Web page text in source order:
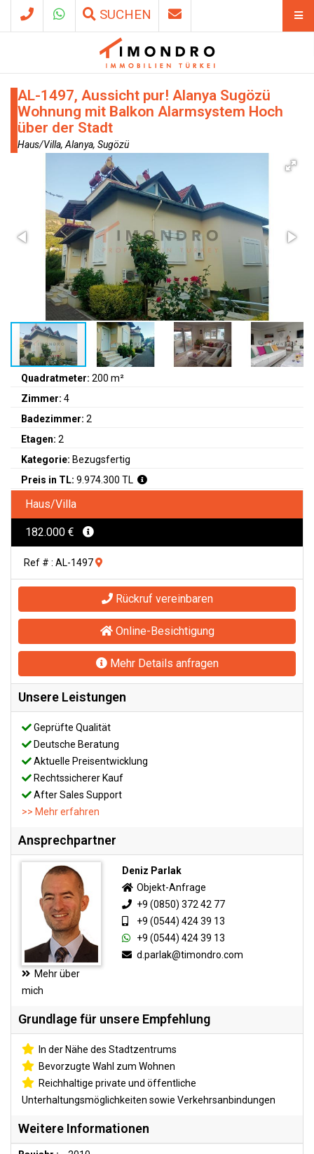
SUCHEN
AL-1497, Aussicht pur! Alanya Sugözü
Wohnung mit Balkon Alarmsystem Hoch
über der Stadt
Haus/Villa, Alanya, Sugözü
Quadratmeter: 200 m²
Zimmer: 4
Badezimmer: 2
Etagen: 2
Kategorie: Bezugsfertig
Preis in TL: 9.974.300 TL
Haus/Villa
182.000 €
Ref # : AL-1497
Rückruf vereinbaren
Online-Besichtigung
Mehr Details anfragen
Unsere Leistungen
Geprüfte Qualität
Deutsche Beratung
Aktuelle Preisentwicklung
Rechtssicherer Kauf
After Sales Support
>> Mehr erfahren
Ansprechpartner
Mehr über
mich
Deniz Parlak
Objekt-Anfrage
+9 (0850) 372 42 77
+9 (0544) 424 39 13
+9 (0544) 424 39 13
d.parlak@timondro.com
Grundlage für unsere Empfehlung
In der Nähe des Stadtzentrums
Bevorzugte Wahl zum Wohnen
Reichhaltige private und öffentliche
Unterhaltungsmöglichkeiten sowie Verkehrsanbindungen
Weitere Informationen